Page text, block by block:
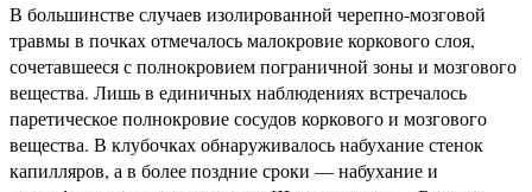
В большинстве случаев изолированной черепно-мозговой
травмы в почках отмечалось малокровие коркового слоя,
сочетавшееся с полнокровием пограничной зоны и мозгового
вещества. Лишь в единичных наблюдениях встречалось
паретическое полнокровие сосудов коркового и мозгового
вещества. В клубочках обнаруживалось набухание стенок
капилляров, а в более поздние сроки — набухание и